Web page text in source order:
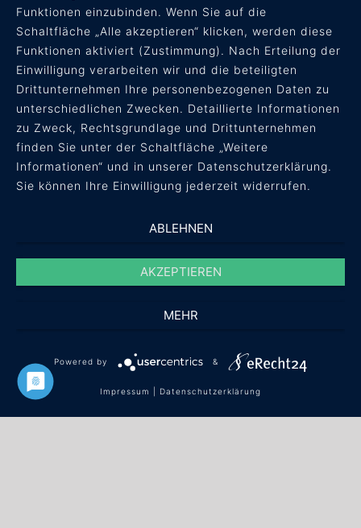
RECHTLICHES
AGB
Datenschutz
Impressum
info(at)conres.de·+49 561 / 40 08 59 60
Funktionen einzubinden. Wenn Sie auf die
Schaltfläche „Alle akzeptieren“ klicken, werden diese
Funktionen aktiviert (Zustimmung). Nach Erteilung der
Einwilligung verarbeiten wir und die beteiligten
Drittunternehmen Ihre personenbezogenen Daten zu
unterschiedlichen Zwecken. Detaillierte Informationen
zu Zweck, Rechtsgrundlage und Drittunternehmen
finden Sie unter der Schaltfläche „Weitere
Informationen“ und in unserer Datenschutzerklärung.
Sie können Ihre Einwilligung jederzeit widerrufen.
ABLEHNEN
AKZEPTIEREN
MEHR
Powered by &
Impressum Datenschutzerklärung